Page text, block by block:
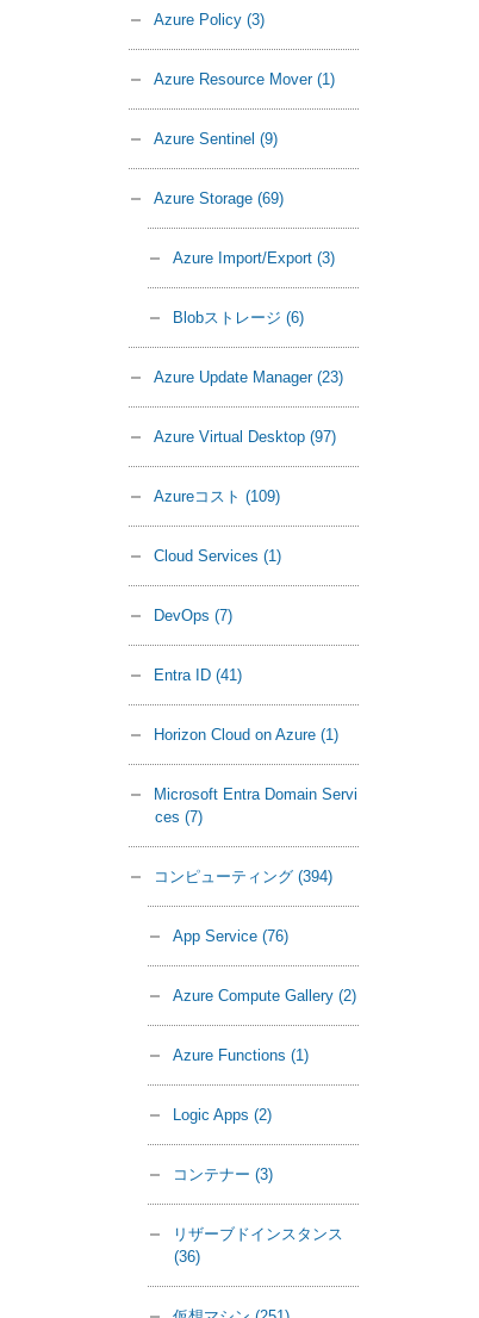
Azure Policy (3)
Azure Resource Mover (1)
Azure Sentinel (9)
Azure Storage (69)
Azure Import/Export (3)
Blobストレージ (6)
Azure Update Manager (23)
Azure Virtual Desktop (97)
Azureコスト (109)
Cloud Services (1)
DevOps (7)
Entra ID (41)
Horizon Cloud on Azure (1)
Microsoft Entra Domain Servi
ces (7)
コンピューティング (394)
App Service (76)
Azure Compute Gallery (2)
Azure Functions (1)
Logic Apps (2)
コンテナー (3)
リザーブドインスタンス
(36)